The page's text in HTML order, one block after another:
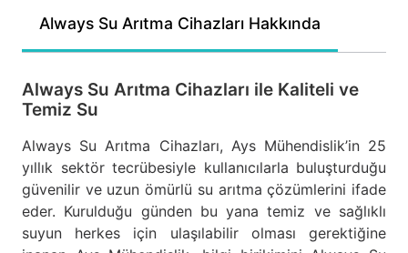
Always Su Arıtma Cihazları Hakkında
Always Su Arıtma Cihazları ile Kaliteli ve
Temiz Su
Always Su Arıtma Cihazları, Ays Mühendislik’in 25
yıllık sektör tecrübesiyle kullanıcılarla buluşturduğu
güvenilir ve uzun ömürlü su arıtma çözümlerini ifade
eder. Kurulduğu günden bu yana temiz ve sağlıklı
suyun herkes için ulaşılabilir olması gerektiğine